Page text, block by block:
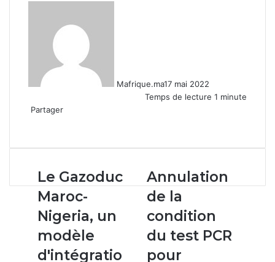
Mafrique.ma17 mai 2022
Temps de lecture 1 minute
Partager
email
Le
Gazoduc
Maroc-
Nigeria,
un
modèle
d'intégration
Le Gazoduc
Maroc-
Nigeria, un
modèle
d'intégratio
Annulation
de
la
condition
du
test
Annulation
de la
condition
du test PCR
pour